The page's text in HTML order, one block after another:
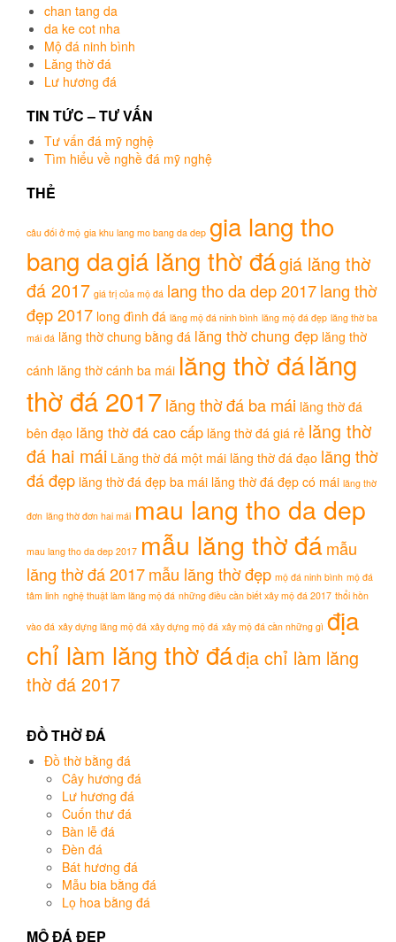
chan tang da
da ke cot nha
Mộ đá ninh bình
Lăng thờ đá
Lư hương đá
TIN TỨC – TƯ VẤN
Tư vấn đá mỹ nghệ
Tìm hiểu về nghề đá mỹ nghệ
THẺ
câu đối ở mộ gia khu lang mo bang da dep gia lang tho
bang dagiá lăng thờ đágiá lăng thờ
đá 2017 giá trị của mộ đá lang tho da dep 2017lang thờ
đẹp 2017 long đình đá lăng mộ đá ninh bình lăng mộ đá đẹp lăng thờ ba
mái đá lăng thờ chung bằng đá lăng thờ chung đẹp lăng thờ
cánh lăng thờ cánh ba mái lăng thờ đálăng
thờ đá 2017lăng thờ đá ba mái lăng thờ đá
bên đạo lăng thờ đá cao cấp lăng thờ đá giá rẻ lăng thờ
đá hai mái Lăng thờ đá một mái lăng thờ đá đạo lăng thờ
đá đẹp lăng thờ đá đẹp ba mái lăng thờ đá đẹp có mái lăng thờ
đơn lăng thờ đơn hai mái mau lang tho da dep
mau lang tho da dep 2017 mẫu lăng thờ đámẫu
lăng thờ đá 2017mẫu lăng thờ đẹp mộ đá ninh bình mộ đá
tâm linh nghệ thuật làm lăng mộ đá những điều cần biết xây mộ đá 2017 thổi hồn
vào đá xây dựng lăng mộ đá xây dựng mộ đá xây mộ đá cần những gì địa
chỉ làm lăng thờ đáđịa chỉ làm lăng
thờ đá 2017
ĐỒ THỜ ĐÁ
Đồ thờ bằng đá
Cây hương đá
Lư hương đá
Cuốn thư đá
Bàn lễ đá
Đèn đá
Bát hương đá
Mẫu bia bằng đá
Lọ hoa bằng đá
MỘ ĐÁ ĐẸP